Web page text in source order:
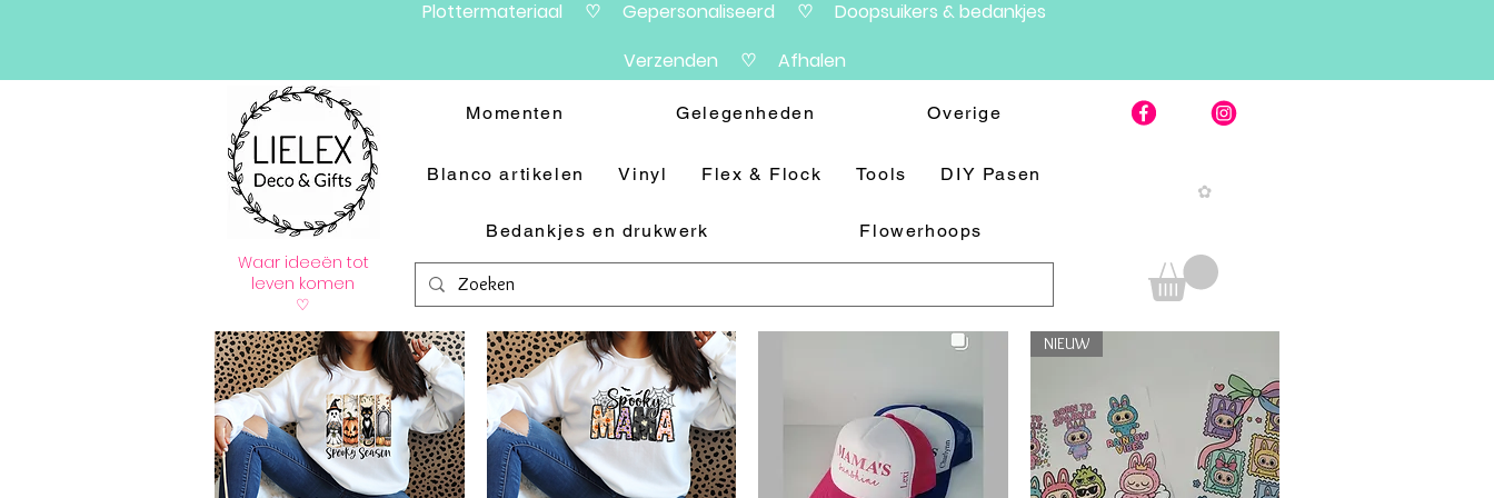
Plottermateriaal ♡ Gepersonaliseerd ♡ Doopsuikers & bedankjes
Verzenden ♡ Afhalen
Waar ideeën tot
leven komen
♡
Momenten Gelegenheden Overige
Blanco artikelen Vinyl Flex & Flock Tools DIY Pasen
Bedankjes en drukwerk Flowerhoops
✿
NIEUW